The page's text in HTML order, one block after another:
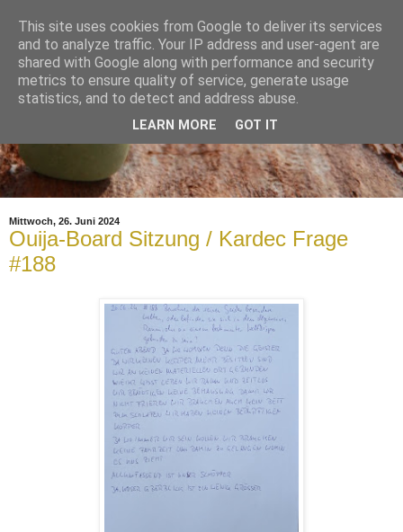
Mittwoch, 26. Juni 2024
Ouija-Board Sitzung / Kardec Frage
#188
This site uses cookies from Google to deliver its services
and to analyze traffic. Your IP address and user-agent are
shared with Google along with performance and security
metrics to ensure quality of service, generate usage
statistics, and to detect and address abuse.
LEARN MORE GOT IT